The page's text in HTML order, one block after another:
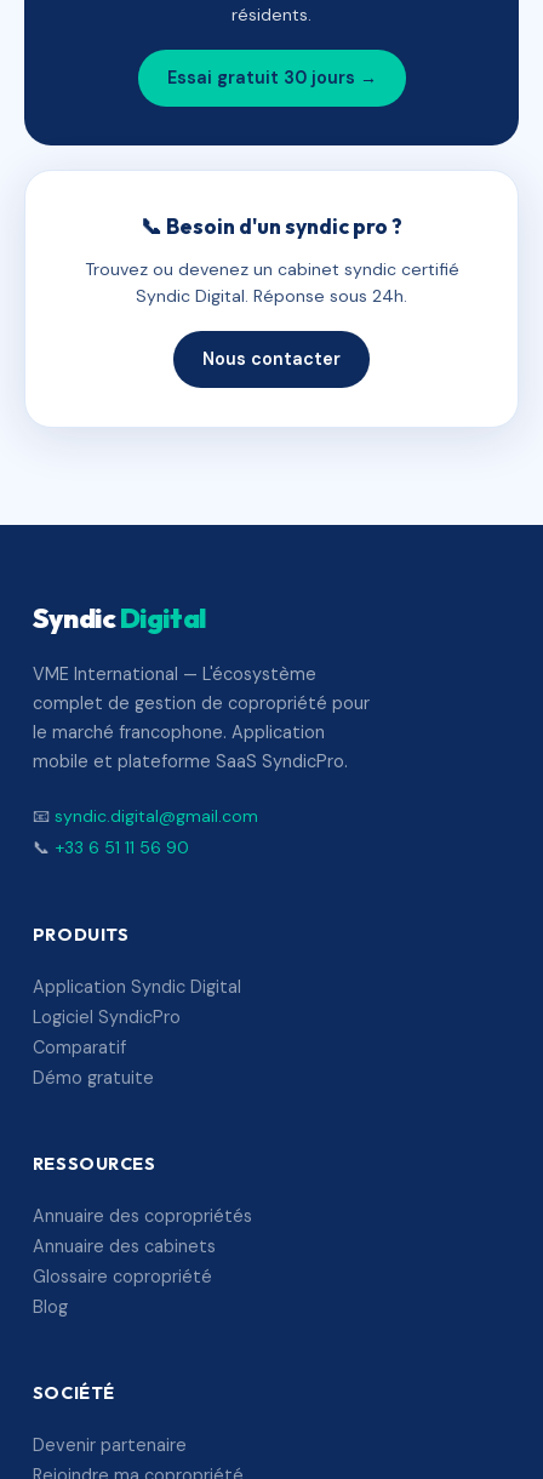
résidents.
Essai gratuit 30 jours →
📞 Besoin d'un syndic pro ?
Trouvez ou devenez un cabinet syndic certifié
Syndic Digital. Réponse sous 24h.
Nous contacter
SyndicDigital
VME International — L'écosystème
complet de gestion de copropriété pour
le marché francophone. Application
mobile et plateforme SaaS SyndicPro.
📧 syndic.digital@gmail.com
📞 +33 6 51 11 56 90
PRODUITS
Application Syndic Digital
Logiciel SyndicPro
Comparatif
Démo gratuite
RESSOURCES
Annuaire des copropriétés
Annuaire des cabinets
Glossaire copropriété
Blog
SOCIÉTÉ
Devenir partenaire